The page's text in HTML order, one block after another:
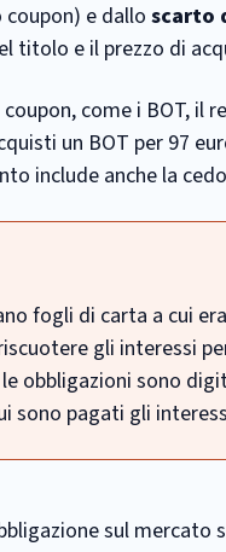
coupon) e dalloscarto
titolo e il prezzo di
come i BOT,
un BOT per 97
include anche la
fogli di carta a cui
gli interessi
obbligazioni sono
sono pagati gli
sul mercato